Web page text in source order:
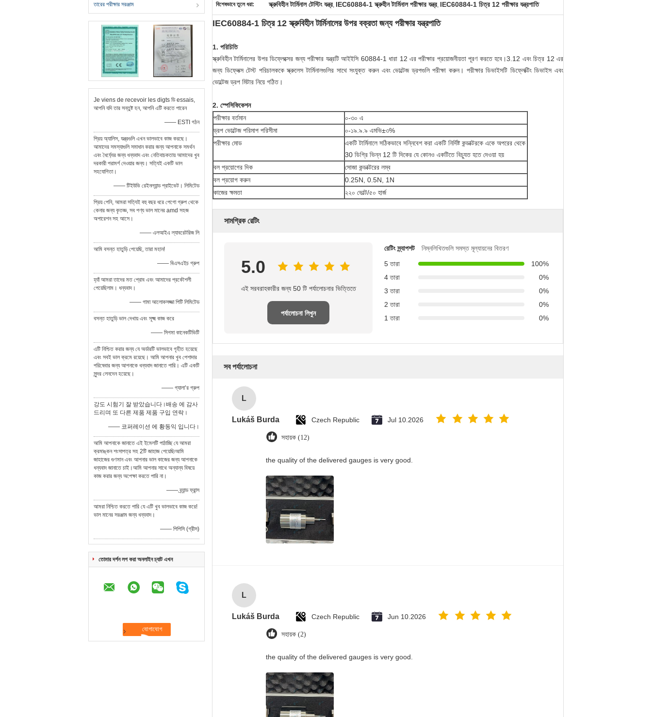
তারের পরীক্ষার সরঞ্জাম
Je viens de recevoir les digts ডি essais,
আপনি যদি তার সন্তুষ্ট হন, আপনি এটি করতে পারেন
—— ESTI গঠন
প্রিয় অ্যালিস, যন্ত্রগুলি এখন ভালভাবে কাজ করছে।
আমাদের সমস্যাগুলি সমাধান করার জন্য আপনাকে সমর্থন
এবং ধৈর্য্যের জন্য ধন্যবাদ এবং নেতিবাচকতায় আমাদের খুব
দরকারী পরামর্শ দেওয়ার জন্য। সত্যিই একটি ভাল
সহযোগিতা।
—— টিইউভি রেইনল্যান্ড প্রাইভেট। লিমিটেড
প্রিয় পেনি, আমরা সত্যিই বহু বছর ধরে পেগো গ্রুপ থেকে
কেনার জন্য কৃতজ্ঞ, সব পণ্য ভাল মানের amd সহজ
অপারেশন সহ আসে।
—— এলআইএ ল্যাবরেটরিজ লি
আমি বসন্ত হাতুড়ি পেয়েছি, তারা মহান!
—— বিএসএইচ গ্রুপ
হ্যাঁ আমরা তাদের মত প্রোব এবং আমাদের প্রকৌশলী
পেয়েছিলাম। ধন্যবাদ।
—— গামা আলোকসজ্জা পিটি লিমিটেড
বসন্ত হাতুড়ি ভাল দেখায় এবং সূক্ষ্ম কাজ করে
—— সিগমা কানেকটিভিটি
এটি নিশ্চিত করার জন্য যে অর্ডারটি ভালভাবে গৃহীত হয়েছে
এবং সবই ভাল ক্রমে রয়েছে। আমি আপনার খুব পেশাদার
পরিষেবার জন্য আপনাকে ধন্যবাদ জানাতে পারি। এটি একটি
সুন্দর লেনদেন হয়েছে।
—— গ্যালা’র গ্রুপ
강도 시험기 잘 받았습니다।배송 에 감사
드리며 또 다른 제품 제품 구입 연락।
—— 코퍼레이션 에 황동익 입니다।
আমি আপনাকে জানাতে এই ইমেলটি পাঠাচ্ছি যে আমরা
ক্রমাঙ্কন শংসাপত্র সহ 2টি জাহাজ পেয়েছি৷আমি
জাহাজের গুণমান এবং আপনার ভাল কাজের জন্য আপনাকে
ধন্যবাদ জানাতে চাই।আমি আপনার সাথে অন্যান্য বিষয়ে
কাজ করার জন্য অপেক্ষা করতে পারি না।
—— ব্র্যান্ড ফ্রান্স
আমরা নিশ্চিত করতে পারি যে এটি খুব ভালভাবে কাজ করে!
ভাল মানের সরঞ্জাম জন্য ধন্যবাদ।
—— পিপিসি (গ্রীস)
তোমার দর্শন লগ করা অনলাইন চ্যাট এখন
বিশেষভাবে তুলে ধরা: স্ক্রুবিহীন টার্মিনাল টেস্টিং যন্ত্র, IEC60884-1 স্ক্রুহীন টার্মিনাল পরীক্ষার যন্ত্র, IEC60884-1 চিত্র 12 পরীক্ষার যন্ত্রপাতি
IEC60884-1 চিত্র 12 স্ক্রুবিহীন টার্মিনালের উপর বক্রতা জন্য পরীক্ষার যন্ত্রপাতি
1. পরিচিতি
স্ক্রুবিহীন টার্মিনালের উপর ডিফ্লেক্সের জন্য পরীক্ষার যন্ত্রটি আইইসি 60884-1 ধারা 12 এর পরীক্ষার প্রয়োজনীয়তা পূরণ করতে হবে।3.12 এবং চিত্র 12 এর
জন্য ডিফ্লেক্স টেস্ট পরিচালককে স্ক্রুলেস টার্মিনালগুলির সাথে সংযুক্ত করুন এবং ভোল্টেজ ড্রপগুলি পরীক্ষা করুন। পরীক্ষার ডিভাইসটি ডিফ্লেক্টিং ডিভাইস এবং
ভোল্টেজ ড্রপ মিটার নিয়ে গঠিত।
2. স্পেসিফিকেশন
পরীক্ষার বর্তমান
০-৩০ এ
ড্রপ ভোল্টেজ পরিমাপ পরিসীমা
০-১৯.৯.৯ এমভি±৩%
পরীক্ষার মোড
একটি টার্মিনালে সঠিকভাবে সন্নিবেশ করা একটি নির্দিষ্ট কন্ডাক্টরকে একে অপরের থেকে
30 ডিগ্রি ভিন্ন 12 টি দিকের যে কোনও একটিতে বিচ্যুত হতে দেওয়া হয়
বল প্রয়োগের দিক
সোজা কন্ডাক্টরের লম্ব
বল প্রয়োগ করুন
0.25N, 0.5N, 1N
কাজের ক্ষমতা
২২০ ভোল্ট/৫০ হার্জ
সামগ্রিক রেটিং
5.0
এই সরবরাহকারীর জন্য 50 টি পর্যালোচনার ভিত্তিতে
পর্যালোচনা লিখুন
রেটিং স্ন্যাপশট
নিম্নলিখিতগুলি সমস্ত মূল্যায়নের বিতরণ
5 তারা
100%
4 তারা
0%
3 তারা
0%
2 তারা
0%
1 তারা
0%
সব পর্যালোচনা
L
Lukáš Burda Czech Republic Jul 10.2026
সহায়ক (12)
the quality of the delivered gauges is very good.
L
Lukáš Burda Czech Republic Jun 10.2026
সহায়ক (2)
the quality of the delivered gauges is very good.